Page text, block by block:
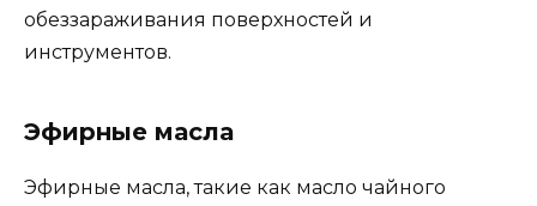
обеззараживания поверхностей и
инструментов.
Эфирные масла
Эфирные масла, такие как масло чайного